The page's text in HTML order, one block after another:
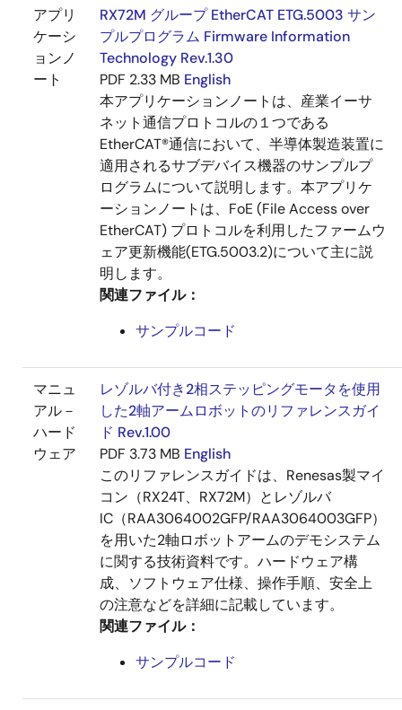
アプリ
ケーシ
ョンノ
ート
RX72M グループ EtherCAT ETG.5003 サン
プルプログラム Firmware Information
Technology Rev.1.30
PDF 2.33 MB English
本アプリケーションノートは、産業イーサ
ネット通信プロトコルの１つである
EtherCAT®通信において、半導体製造装置に
適用されるサブデバイス機器のサンプルプ
ログラムについて説明します。本アプリケ
ーションノートは、FoE (File Access over
EtherCAT) プロトコルを利用したファームウ
ェア更新機能(ETG.5003.2)について主に説
明します。
関連ファイル：
サンプルコード
マニュ
アル－
ハード
ウェア
レゾルバ付き2相ステッピングモータを使用
した2軸アームロボットのリファレンスガイ
ド Rev.1.00
PDF 3.73 MB English
このリファレンスガイドは、Renesas製マイ
コン（RX24T、RX72M）とレゾルバ
IC（RAA3064002GFP/RAA3064003GFP）
を用いた2軸ロボットアームのデモシステム
に関する技術資料です。ハードウェア構
成、ソフトウェア仕様、操作手順、安全上
の注意などを詳細に記載しています。
関連ファイル：
サンプルコード